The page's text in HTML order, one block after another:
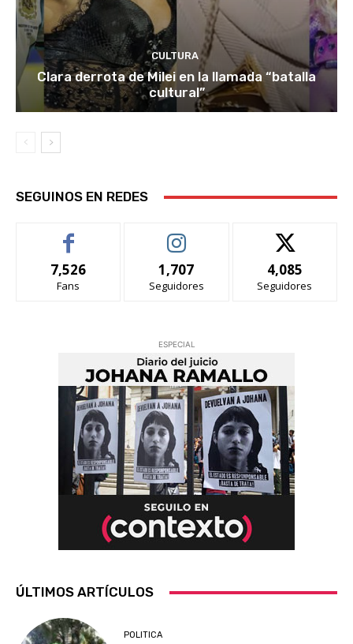
CULTURA
Clara derrota de Milei en la llamada “batalla
cultural”
SEGUINOS EN REDES
7,526
Fans
1,707
Seguidores
4,085
Seguidores
ESPECIAL
ÚLTIMOS ARTÍCULOS
POLITICA